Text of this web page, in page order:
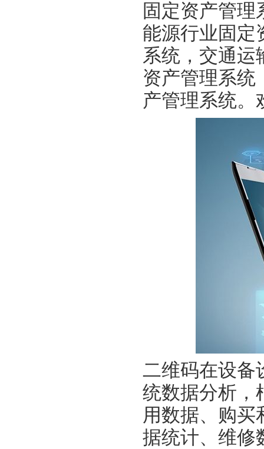
固定资产管
能源行业固定
系统，交通运
资产管理系统
产管理系统。
二维码在设备
统数据分析，
用数据、购买
据统计、维修